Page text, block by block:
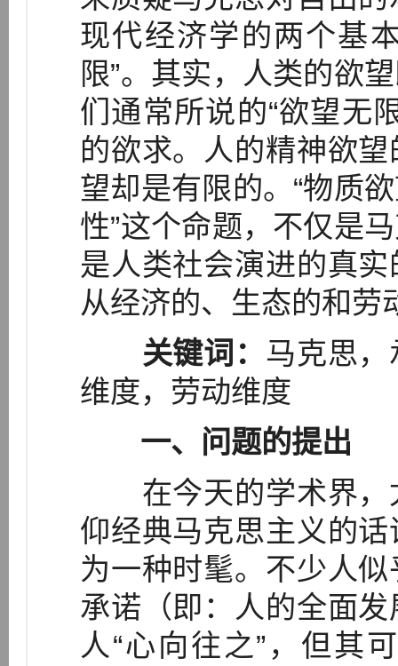
现代经济学的两个基
限”。其实，人类的欲
们通常所说的“欲望无
的欲求。人的精神欲
望却是有限的。“物质
性”这个命题，不仅是
是人类社会演进的真
从经济的、生态的和劳
关键词： 马克思
维度，劳动维度
一、问题的提出
在今天的学术界，
仰经典马克思主义的
为一种时髦。不少人
承诺（即：人的全面
人“心向往之”，但其